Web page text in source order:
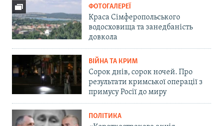
ФОТОГАЛЕРЕЇ
Краса Сімферопольського
водосховища та занедбаність
довкола
ВІЙНА ТА КРИМ
Сорок днів, сорок ночей. Про
результати кримської операції з
примусу Росії до миру
ПОЛІТИКА